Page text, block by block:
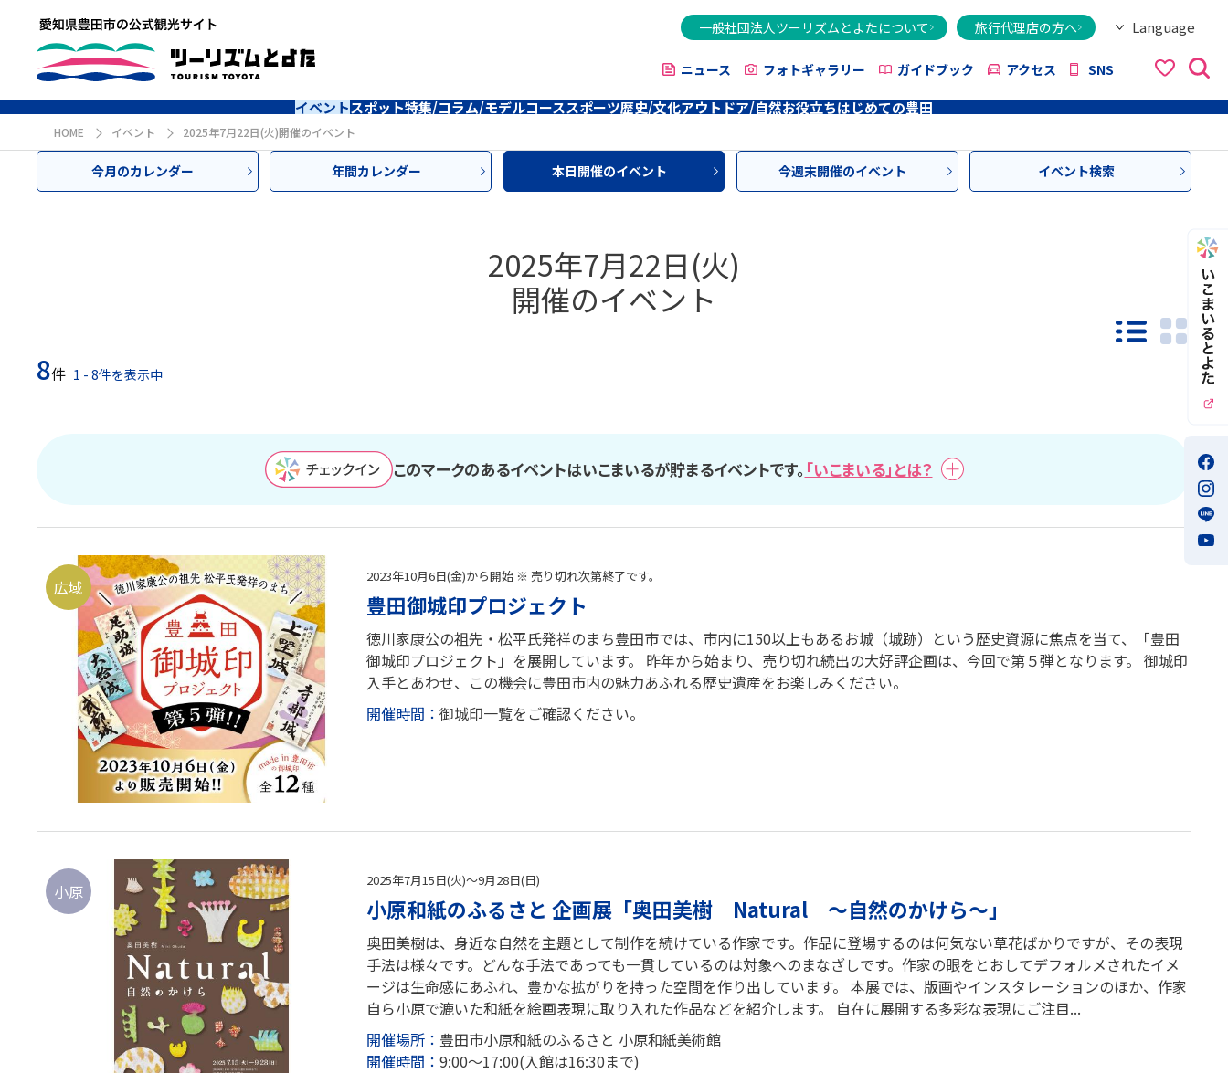
一般社団法人ツーリズムとよたについて 旅行代理店の方へ
Language
ქართული
ニュース フォトギャラリー ガイドブック アクセス SNS
イベントスポット特集/コラム/モデルコーススポーツ歴史/文化アウトドア/自然お役立ちはじめての豊田
HOME イベント 2025年7月22日(火)開催のイベント
今月のカレンダー 年間カレンダー 本日開催のイベント 今週末開催のイベント イベント検索
2025年7月22日(火)
開催のイベント
8件 1 - 8件を表示中
一覧モード
このマークのあるイベントはいこまいるが貯まるイベントです。 「いこまいる」とは？
広域
2023年10月6日(金)から開始 ※ 売り切れ次第終了です。
豊田御城印プロジェクト
徳川家康公の祖先・松平氏発祥のまち豊田市では、市内に150以上もあるお城（城跡）という歴史資源に焦点を当て、「豊田
御城印プロジェクト」を展開しています。 昨年から始まり、売り切れ続出の大好評企画は、今回で第５弾となります。 御城印
入手とあわせ、この機会に豊田市内の魅力あふれる歴史遺産をお楽しみください。
開催時間：御城印一覧をご確認ください。
小原
2025年7月15日(火)～9月28日(日)
小原和紙のふるさと 企画展「奥田美樹 Natural ～自然のかけら～」
奥田美樹は、身近な自然を主題として制作を続けている作家です。作品に登場するのは何気ない草花ばかりですが、その表現
手法は様々です。どんな手法であっても一貫しているのは対象へのまなざしです。作家の眼をとおしてデフォルメされたイメ
ージは生命感にあふれ、豊かな拡がりを持った空間を作り出しています。 本展では、版画やインスタレーションのほか、作家
自ら小原で漉いた和紙を絵画表現に取り入れた作品などを紹介します。 自在に展開する多彩な表現にご注目...
開催場所： 豊田市小原和紙のふるさと 小原和紙美術館
開催時間：9:00～17:00(入館は16:30まで)